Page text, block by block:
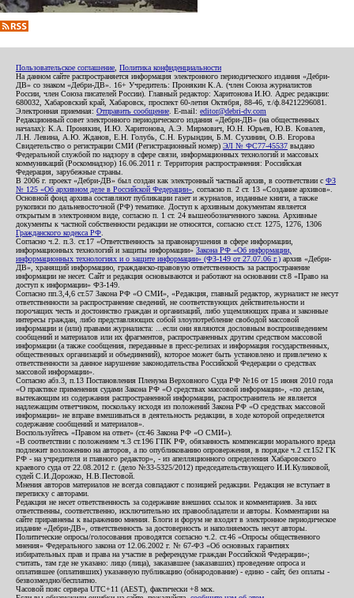
Пользовательское соглашение Политика конфиденциальности
На данном сайте распространяется информация электронного периодического издания «Дебри-
ДВ» со знаком «Дебри-ДВ». 16+ Учредитель: Пронякин К.А. (член Союза журналистов
России, член Союза писателей России). Главный редактор: Харитонова И.Ю. Адрес редакции:
680032, Хабаровский край, Хабаровск, проспект 60-летия Октября, 88-46, т./ф.84212296081.
Электронная приемная: Отправить сообщение . E-mail: editor@debri-dv.com
Редакционный совет электронного периодического издания «Дебри-ДВ» (на общественных
началах): К.А. Пронякин, И.Ю. Харитонова, А.Э. Мирмович, Ю.Н. Юрьев, Ю.В. Ковалев,
Л.Н. Левина, А.Ю. Жданов, Е.Н. Голубь, С.Н. Бурындин, Б.М. Сухинин, О.В. Егорова
Свидетельство о регистрации СМИ (Регистрационный номер) ЭЛ № ФС77-45537 выдано
Федеральной службой по надзору в сфере связи, информационных технологий и массовых
коммуникаций (Роскомнадзор) 16.06.2011 г. Территория распространения: Российская
Федерация, зарубежные страны.
В 2006 г. проект «Дебри-ДВ» был создан как электронный частный архив, в соответствии с ФЗ
№ 125 «Об архивном деле в Российской Федерации» , согласно п. 2 ст. 13 «Создание архивов».
Основной фонд архива составляют публикации газет и журналов, изданные книги, а также
рукописи по дальневосточной (РФ) тематике. Доступ к архивным документам является
открытым в электронном виде, согласно п. 1 ст. 24 вышеобозначенного закона. Архивные
документы к частной собственности редакции не относятся, согласно ст.ст. 1275, 1276, 1306
Гражданского кодекса РФ
Согласно ч.2. п.3. ст.17 «Ответственность за правонарушения в сфере информации,
информационных технологий и защиты информации» Закона РФ «Об информации,
информационных технологиях и о защите информации» (ФЗ-149 от 27.07.06 г.) архив «Дебри-
ДВ», хранящий информацию, гражданско-правовую ответственность за распространение
информации не несет. Сайт и редакция основываются и работают на основании ст.8 «Право на
доступ к информации» ФЗ-149.
Согласно пп.3,4,6 ст.57 Закона РФ «О СМИ», «Редакция, главный редактор, журналист не несут
ответственности за распространение сведений, не соответствующих действительности и
порочащих честь и достоинство граждан и организаций, либо ущемляющих права и законные
интересы граждан, либо представляющих собой злоупотребление свободой массовой
информации и (или) правами журналиста: ...если они являются дословным воспроизведением
сообщений и материалов или их фрагментов, распространенных другим средством массовой
информации (а также сообщения, переданные в пресс-релизах и информация государственных,
общественных организаций и объединений), которое может быть установлено и привлечено к
ответственности за данное нарушение законодательства Российской Федерации о средствах
массовой информации».
Согласно абз.3, п.13 Постановления Пленума Верховного Суда РФ №16 от 15 июня 2010 года
«О практике применения судами Закона РФ «О средствах массовой информации», «по делам,
вытекающим из содержания распространенной информации, распространитель не является
надлежащим ответчиком, поскольку исходя из положений Закона РФ «О средствах массовой
информации» не вправе вмешиваться в деятельность редакции, в ходе которой определяется
содержание сообщений и материалов».
Воспользуйтесь «Правом на ответ» (ст.46 Закона РФ «О СМИ»).
«В соответствии с положением ч.3 ст.196 ГПК РФ, обязанность компенсации морального вреда
подлежит возложению на авторов, а по опубликованию опровержения, в порядке ч.2 ст.152 ГК
РФ - на учредителя и главного редактор», - из апелляционного определения Хабаровского
краевого суда от 22.08.2012 г. (дело №33-5325/2012) председательствующего И.И.Куликовой,
судей С.И.Дорожко, Н.В.Пестовой.
Мнения авторов материалов не всегда совпадают с позицией редакции. Редакция не вступает в
переписку с авторами.
Редакция не несет ответственность за содержание внешних ссылок и комментариев. За них
ответственны, соответственно, исключительно их правообладатели и авторы. Комментарии на
сайте приравнены к выражению мнения. Блоги и форум не входят в электронное периодическое
издание «Дебри-ДВ», ответственность за достоверность и наполняемость несут авторы.
Политические опросы/голосования проводятся согласно ч.2. ст.46 «Опросы общественного
мнения» Федерального закона от 12.06.2002 г. № 67-ФЗ «Об основных гарантиях
избирательных прав и права на участие в референдуме граждан Российской Федерации»;
считать, там где не указано: лицо (лица), заказавшее (заказавших) проведение опроса и
оплатившее (оплативших) указанную публикацию (обнародование) - едино - сайт, без оплаты -
безвозмездно/бесплатно.
Часовой пояс сервера UTC+11 (AEST), фактически +8 мск.